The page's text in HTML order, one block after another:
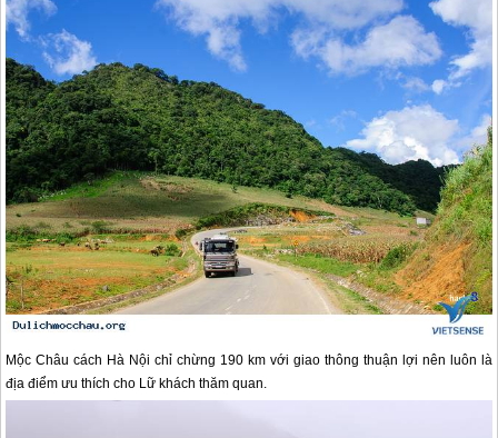
Mộc Châu cách Hà Nội chỉ chừng 190 km với giao thông thuận lợi nên luôn là
địa điểm ưu thích cho Lữ khách thăm quan.